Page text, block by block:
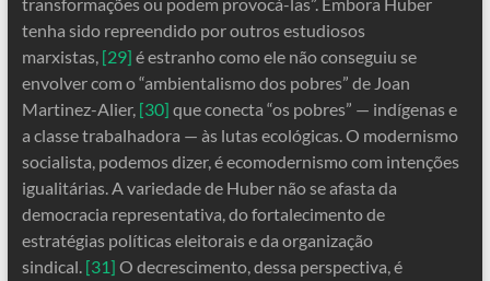
transformações ou podem provocá-las”. Embora Huber
tenha sido repreendido por outros estudiosos
marxistas, [29] é estranho como ele não conseguiu se
envolver com o “ambientalismo dos pobres” de Joan
Martinez-Alier, [30] que conecta “os pobres” — indígenas e
a classe trabalhadora — às lutas ecológicas. O modernismo
socialista, podemos dizer, é ecomodernismo com intenções
igualitárias. A variedade de Huber não se afasta da
democracia representativa, do fortalecimento de
estratégias políticas eleitorais e da organização
sindical. [31] O decrescimento, dessa perspectiva, é